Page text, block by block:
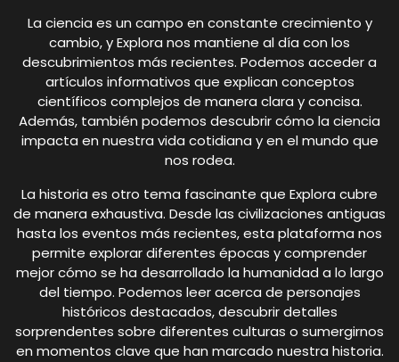
La ciencia es un campo en constante crecimiento y
cambio, y Explora nos mantiene al día con los
descubrimientos más recientes. Podemos acceder a
artículos informativos que explican conceptos
científicos complejos de manera clara y concisa.
Además, también podemos descubrir cómo la ciencia
impacta en nuestra vida cotidiana y en el mundo que
nos rodea.
La historia es otro tema fascinante que Explora cubre
de manera exhaustiva. Desde las civilizaciones antiguas
hasta los eventos más recientes, esta plataforma nos
permite explorar diferentes épocas y comprender
mejor cómo se ha desarrollado la humanidad a lo largo
del tiempo. Podemos leer acerca de personajes
históricos destacados, descubrir detalles
sorprendentes sobre diferentes culturas o sumergirnos
en momentos clave que han marcado nuestra historia.